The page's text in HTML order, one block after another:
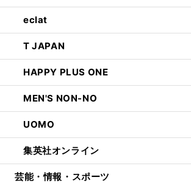
eclat
T JAPAN
HAPPY PLUS ONE
MEN'S NON-NO
UOMO
集英社オンライン
芸能・情報・スポーツ